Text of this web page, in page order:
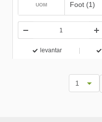
UOM Foot (1)
levantar